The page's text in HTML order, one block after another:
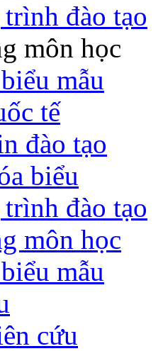
đào tạo
môn học
mẫu
tế
đào tạo
biểu
đào tạo
môn học
mẫu
cứu